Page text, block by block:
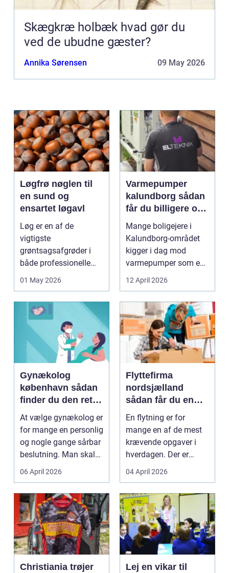
Skægkræ holbæk hvad gør du
ved de ubudne gæster?
Annika Sørensen 09 May 2026
Løgfrø nøglen til
en sund og
ensartet løgavl
Løg er en af de
vigtigste
grøntsagsafgrøder i
både professionelle
køkkenhaver og større
landbrugspro...
01 May 2026
Varmepumper
kalundborg sådan
får du billigere og
mere bæredygtig
varme
Mange boligejere i
Kalundborg-området
kigger i dag mod
varmepumper som en
vej til lavere
varmeregnin...
12 April 2026
Gynækolog
københavn sådan
finder du den rette
specialist
At vælge gynækolog er
for mange en personlig
og nogle gange sårbar
beslutning. Man skal
både føle si...
06 April 2026
Flyttefirma
nordsjælland
sådan får du en
tryg og effektiv
flytning
En flytning er for
mange en af de mest
krævende opgaver i
hverdagen. Der er
meget at holde styr på,
04 April 2026
Christiania trøjer
Lej en vikar til